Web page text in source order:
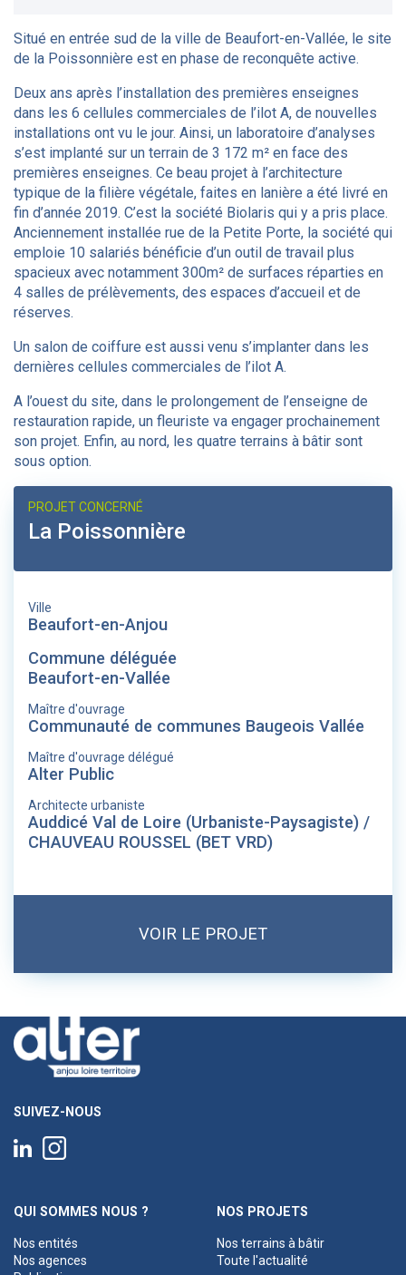
Situé en entrée sud de la ville de Beaufort-en-Vallée, le site
de la Poissonnière est en phase de reconquête active.
Deux ans après l’installation des premières enseignes
dans les 6 cellules commerciales de l’ilot A, de nouvelles
installations ont vu le jour. Ainsi, un laboratoire d’analyses
s’est implanté sur un terrain de 3 172 m² en face des
premières enseignes. Ce beau projet à l’architecture
typique de la filière végétale, faites en lanière a été livré en
fin d’année 2019. C’est la société Biolaris qui y a pris place.
Anciennement installée rue de la Petite Porte, la société qui
emploie 10 salariés bénéficie d’un outil de travail plus
spacieux avec notamment 300m² de surfaces réparties en
4 salles de prélèvements, des espaces d’accueil et de
réserves.
Un salon de coiffure est aussi venu s’implanter dans les
dernières cellules commerciales de l’ilot A.
A l’ouest du site, dans le prolongement de l’enseigne de
restauration rapide, un fleuriste va engager prochainement
son projet. Enfin, au nord, les quatre terrains à bâtir sont
sous option.
PROJET CONCERNÉ
La Poissonnière
Ville
Beaufort-en-Anjou
Commune déléguée
Beaufort-en-Vallée
Maître d'ouvrage
Communauté de communes Baugeois Vallée
Maître d'ouvrage délégué
Alter Public
Architecte urbaniste
Auddicé Val de Loire (Urbaniste-Paysagiste) /
CHAUVEAU ROUSSEL (BET VRD)
VOIR LE PROJET
SUIVEZ-NOUS
QUI SOMMES NOUS ?
Nos entités
Nos agences
NOS PROJETS
Nos terrains à bâtir
Toute l'actualité